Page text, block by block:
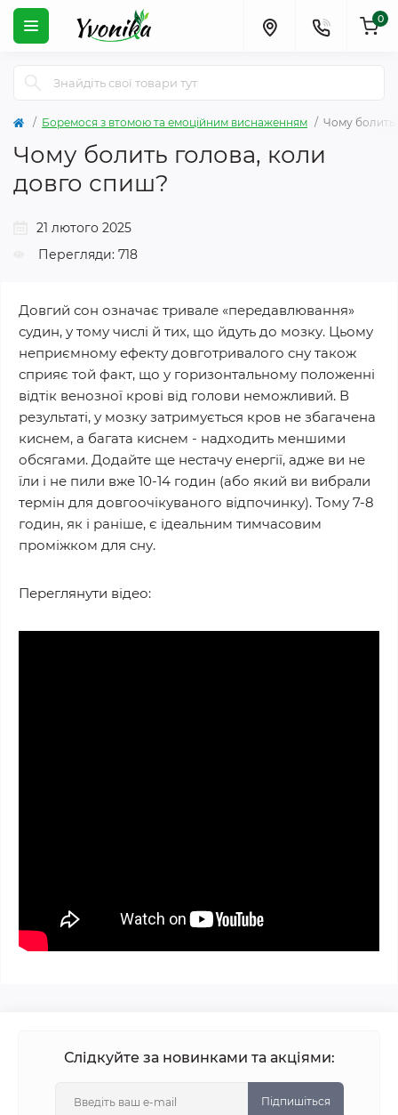
0
Боремося з втомою та емоційним виснаженням Чому болить
Чому болить голова, коли
довго спиш?
21 лютого 2025
Перегляди: 718
Довгий сон означає тривале «передавлювання»
судин, у тому числі й тих, що йдуть до мозку. Цьому
неприємному ефекту довготривалого сну також
сприяє той факт, що у горизонтальному положенні
відтік венозної крові від голови неможливий. В
результаті, у мозку затримується кров не збагачена
киснем, а багата киснем - надходить меншими
обсягами. Додайте ще нестачу енергії, адже ви не
їли і не пили вже 10-14 годин (або який ви вибрали
термін для довгоочікуваного відпочинку). Тому 7-8
годин, як і раніше, є ідеальним тимчасовим
проміжком для сну.
Переглянути відео:
Слідкуйте за новинками та акціями:
Підпишіться